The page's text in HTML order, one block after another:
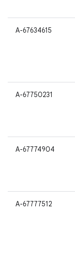
A-67634615
A-67750231
A-67774904
A-67777512